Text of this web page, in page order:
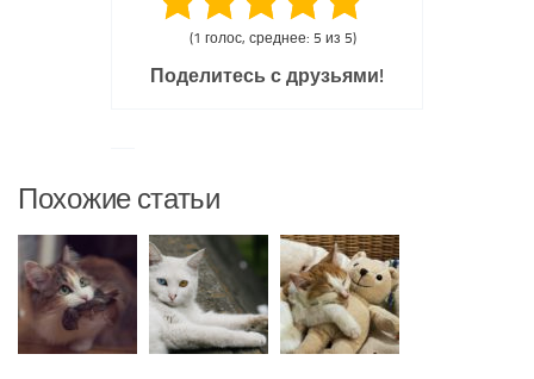
(1 голос, среднее: 5 из 5)
Поделитесь с друзьями!
Похожие статьи